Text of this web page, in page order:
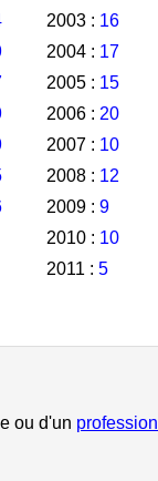
2003 : 16
2004 : 17
2005 : 15
2006 : 20
2007 : 10
2008 : 12
2009 : 9
2010 : 10
2011 : 5
ou d'un